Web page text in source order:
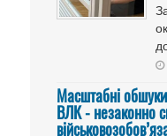
Масштабні
ВЛК - незаконно